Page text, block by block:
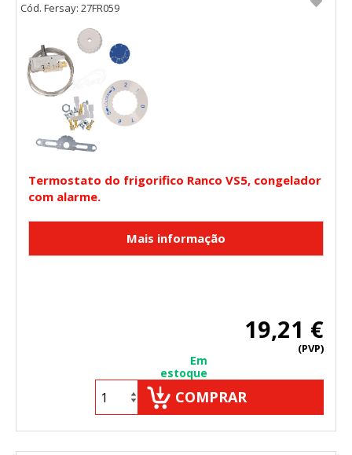
Termostato do frigorifico Ranco VS5, congelador
com alarme.
19,21 €
(PVP)
Em
estoque
COMPRAR
Cód. Fersay: 27FR059